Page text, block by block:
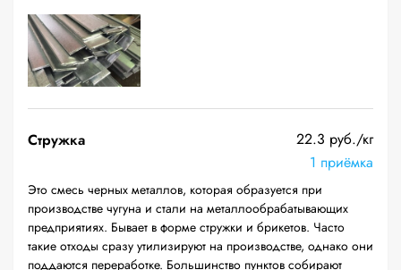
Стружка
22.3 руб./кг
1 приёмка
Это смесь черных металлов, которая образуется при
производстве чугуна и стали на металлообрабатывающих
предприятиях. Бывает в форме стружки и брикетов. Часто
такие отходы сразу утилизируют на производстве, однако они
поддаются переработке. Большинство пунктов собирают